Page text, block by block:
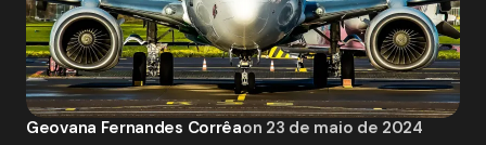
Geovana Fernandes Corrêaon 23 de maio de 2024